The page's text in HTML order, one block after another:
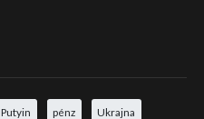
Putyin pénz Ukrajna